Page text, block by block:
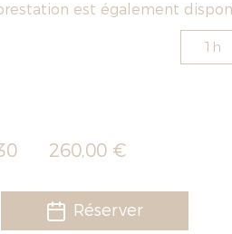
est également
1h
260,00 €
Réserver